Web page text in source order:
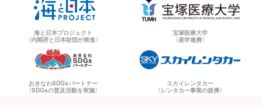
海と日本プロジェクト
〈内閣府と日本財団が推進〉
宝塚医療大学
〈産学連携〉
おきなわSDGsパートナー
〈SDGsの普及活動を実施〉
スカイレンタカー
〈レンタカー事業の提携〉